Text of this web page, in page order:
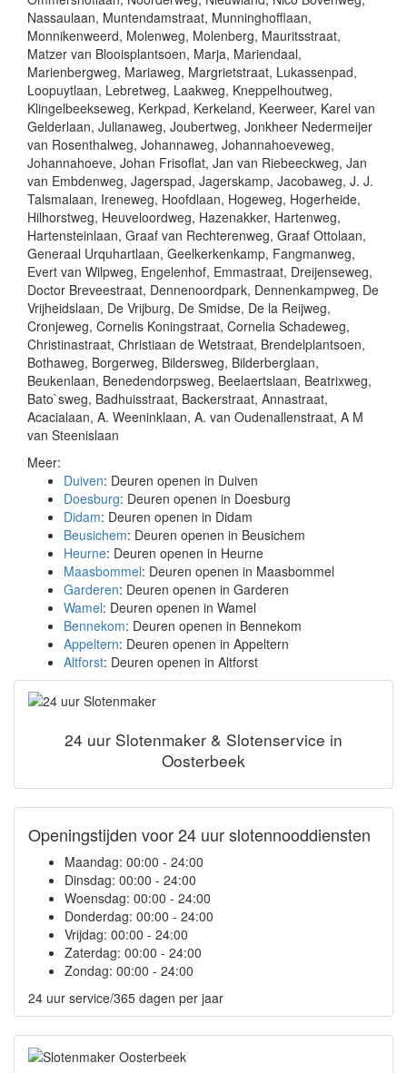
Nassaulaan, Muntendamstraat, Munninghofflaan,
Monnikenweerd, Molenweg, Molenberg, Mauritsstraat,
Matzer van Blooisplantsoen, Marja, Mariendaal,
Marienbergweg, Mariaweg, Margrietstraat, Lukassenpad,
Loopuytlaan, Lebretweg, Laakweg, Kneppelhoutweg,
Klingelbeekseweg, Kerkpad, Kerkeland, Keerweer, Karel van
Gelderlaan, Julianaweg, Joubertweg, Jonkheer Nedermeijer
van Rosenthalweg, Johannaweg, Johannahoeveweg,
Johannahoeve, Johan Frisoflat, Jan van Riebeeckweg, Jan
van Embdenweg, Jagerspad, Jagerskamp, Jacobaweg, J. J.
Talsmalaan, Ireneweg, Hoofdlaan, Hogeweg, Hogerheide,
Hilhorstweg, Heuveloordweg, Hazenakker, Hartenweg,
Hartensteinlaan, Graaf van Rechterenweg, Graaf Ottolaan,
Generaal Urquhartlaan, Geelkerkenkamp, Fangmanweg,
Evert van Wilpweg, Engelenhof, Emmastraat, Dreijenseweg,
Doctor Breveestraat, Dennenoordpark, Dennenkampweg, De
Vrijheidslaan, De Vrijburg, De Smidse, De la Reijweg,
Cronjeweg, Cornelis Koningstraat, Cornelia Schadeweg,
Christinastraat, Christiaan de Wetstraat, Brendelplantsoen,
Bothaweg, Borgerweg, Bildersweg, Bilderberglaan,
Beukenlaan, Benedendorpsweg, Beelaertslaan, Beatrixweg,
Bato`sweg, Badhuisstraat, Backerstraat, Annastraat,
Acacialaan, A. Weeninklaan, A. van Oudenallenstraat, A M
van Steenislaan
Meer:
Duiven: Deuren openen in Duiven
Doesburg: Deuren openen in Doesburg
Didam: Deuren openen in Didam
Beusichem: Deuren openen in Beusichem
Heurne: Deuren openen in Heurne
Maasbommel: Deuren openen in Maasbommel
Garderen: Deuren openen in Garderen
Wamel: Deuren openen in Wamel
Bennekom: Deuren openen in Bennekom
Appeltern: Deuren openen in Appeltern
Altforst: Deuren openen in Altforst
24 uur Slotenmaker & Slotenservice in
Oosterbeek
Openingstijden voor 24 uur slotennooddiensten
Maandag: 00:00 - 24:00
Dinsdag: 00:00 - 24:00
Woensdag: 00:00 - 24:00
Donderdag: 00:00 - 24:00
Vrijdag: 00:00 - 24:00
Zaterdag: 00:00 - 24:00
Zondag: 00:00 - 24:00
24 uur service/365 dagen per jaar